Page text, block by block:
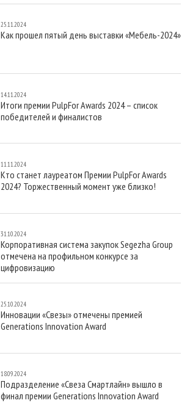
25.11.2024
Как прошел пятый день выставки «Мебель-2024»
14.11.2024
Итоги премии PulpFor Awards 2024 – список
победителей и финалистов
11.11.2024
Кто станет лауреатом Премии PulpFor Awards
2024? Торжественный момент уже близко!
31.10.2024
Корпоративная система закупок Segezha Group
отмечена на профильном конкурсе за
цифровизацию
25.10.2024
Инновации «Свезы» отмечены премией
Generations Innovation Award
18.09.2024
Подразделение «Свеза Смартлайн» вышло в
финал премии Generations Innovation Award